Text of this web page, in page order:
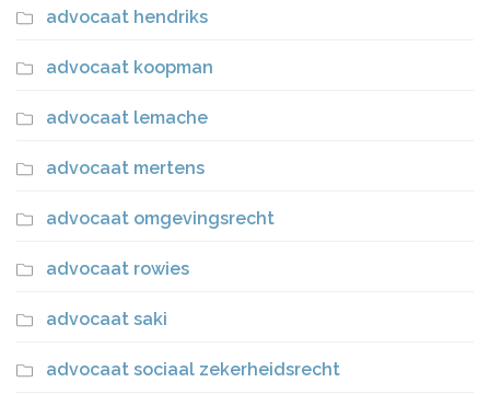
advocaat hendriks
advocaat koopman
advocaat lemache
advocaat mertens
advocaat omgevingsrecht
advocaat rowies
advocaat saki
advocaat sociaal zekerheidsrecht